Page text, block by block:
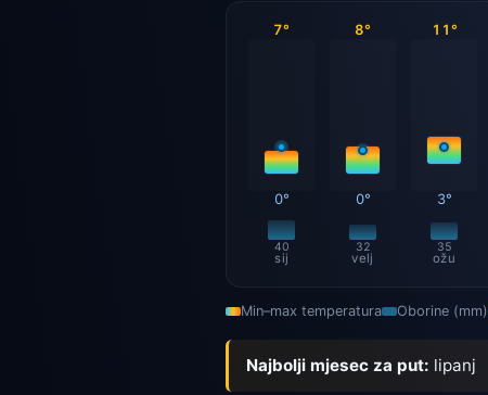
7°
0°
40
sij
8°
0°
32
velj
11°
3°
35
ožu
Min–max temperatura Oborine (mm)
Najbolji mjesec za put: lipanj